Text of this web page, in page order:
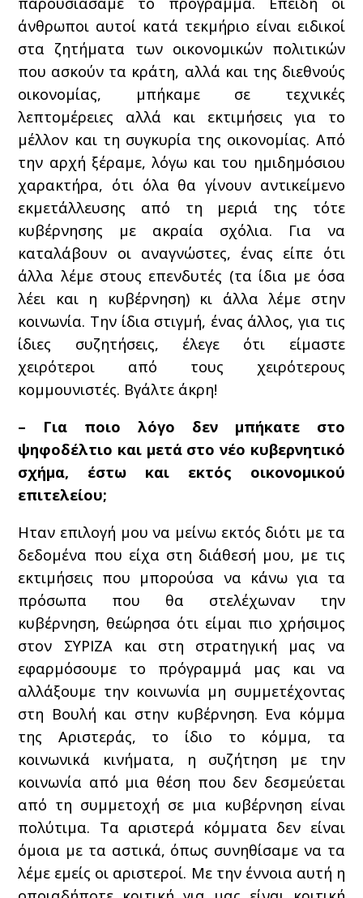
άνθρωποι αυτοί κατά τεκμήριο είναι ειδικοί
στα ζητήματα των οικονομικών πολιτικών
που ασκούν τα κράτη, αλλά και της διεθνούς
οικονομίας, μπήκαμε σε τεχνικές
λεπτομέρειες αλλά και εκτιμήσεις για το
μέλλον και τη συγκυρία της οικονομίας. Από
την αρχή ξέραμε, λόγω και του ημιδημόσιου
χαρακτήρα, ότι όλα θα γίνουν αντικείμενο
εκμετάλλευσης από τη μεριά της τότε
κυβέρνησης με ακραία σχόλια. Για να
καταλάβουν οι αναγνώστες, ένας είπε ότι
άλλα λέμε στους επενδυτές (τα ίδια με όσα
λέει και η κυβέρνηση) κι άλλα λέμε στην
κοινωνία. Την ίδια στιγμή, ένας άλλος, για τις
ίδιες συζητήσεις, έλεγε ότι είμαστε
χειρότεροι από τους χειρότερους
κομμουνιστές. Βγάλτε άκρη!
– Για ποιο λόγο δεν μπήκατε στο
ψηφοδέλτιο και μετά στο νέο κυβερνητικό
σχήμα, έστω και εκτός οικονομικού
επιτελείου;
Ηταν επιλογή μου να μείνω εκτός διότι με τα
δεδομένα που είχα στη διάθεσή μου, με τις
εκτιμήσεις που μπορούσα να κάνω για τα
πρόσωπα που θα στελέχωναν την
κυβέρνηση, θεώρησα ότι είμαι πιο χρήσιμος
στον ΣΥΡΙΖΑ και στη στρατηγική μας να
εφαρμόσουμε το πρόγραμμά μας και να
αλλάξουμε την κοινωνία μη συμμετέχοντας
στη Βουλή και στην κυβέρνηση. Ενα κόμμα
της Αριστεράς, το ίδιο το κόμμα, τα
κοινωνικά κινήματα, η συζήτηση με την
κοινωνία από μια θέση που δεν δεσμεύεται
από τη συμμετοχή σε μια κυβέρνηση είναι
πολύτιμα. Τα αριστερά κόμματα δεν είναι
όμοια με τα αστικά, όπως συνηθίσαμε να τα
λέμε εμείς οι αριστεροί. Με την έννοια αυτή η